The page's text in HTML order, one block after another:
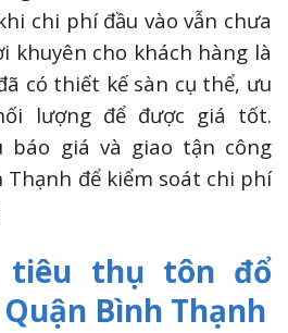
chi phí đầu vào vẫn chưa
khuyên cho khách hàng là
có thiết kế sàn cụ thể, ưu
lượng để được giá tốt.
báo giá và giao tận công
để kiểm soát chi phí
tiêu thụ tôn đổ
Bình Thạnh